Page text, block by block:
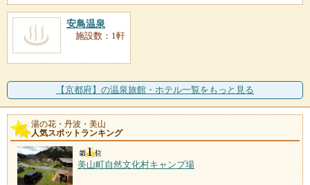
安鳥温泉
施設数：1軒
【京都府】の温泉旅館・ホテル一覧をもっと見る
湯の花・丹波・美山
人気スポットランキング
美山町自然文化村キャンプ場